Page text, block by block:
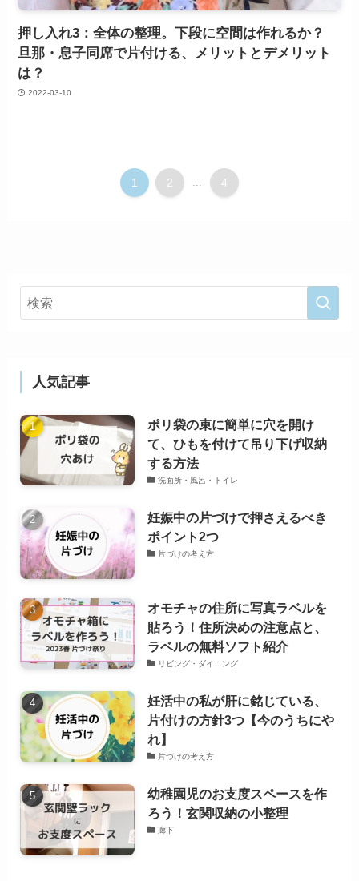
押し入れ3：全体の整理。下段に空間は作れるか？
旦那・息子同席で片付ける、メリットとデメリット
は？
2022-03-10
1 2 4
人気記事
ポリ袋の束に簡単に穴を開け
て、ひもを付けて吊り下げ収納
する方法
洗面所・風呂・トイレ
妊娠中の片づけで押さえるべき
ポイント2つ
片づけの考え方
オモチャの住所に写真ラベルを
貼ろう！住所決めの注意点と、
ラベルの無料ソフト紹介
リビング・ダイニング
妊活中の私が肝に銘じている、
片付けの方針3つ【今のうちにや
れ】
片づけの考え方
幼稚園児のお支度スペースを作
ろう！玄関収納の小整理
廊下